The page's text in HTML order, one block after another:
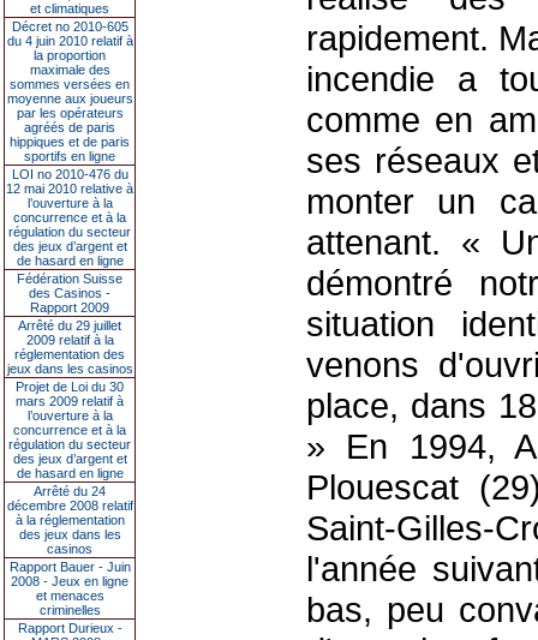
et climatiques
Décret no 2010-605
du 4 juin 2010 relatif à
la proportion
maximale des
sommes versées en
moyenne aux joueurs
par les opérateurs
agréés de paris
hippiques et de paris
sportifs en ligne
LOI no 2010-476 du
12 mai 2010 relative à
l’ouverture à la
concurrence et à la
régulation du secteur
des jeux d’argent et
de hasard en ligne
Fédération Suisse
des Casinos -
Rapport 2009
Arrêté du 29 juillet
2009 relatif à la
réglementation des
jeux dans les casinos
Projet de Loi du 30
mars 2009 relatif à
l’ouverture à la
concurrence et à la
régulation du secteur
des jeux d’argent et
de hasard en ligne
Arrêté du 24
décembre 2008 relatif
à la réglementation
des jeux dans les
casinos
Rapport Bauer - Juin
2008 - Jeux en ligne
et menaces
criminelles
Rapport Durieux -
rapidement.
incendie a
comme en
ses réseaux
monter un
attenant. «
démontré
situation
venons
place, dans
» En 1994,
Plouescat
Saint-Gilles-
l'année
bas, peu